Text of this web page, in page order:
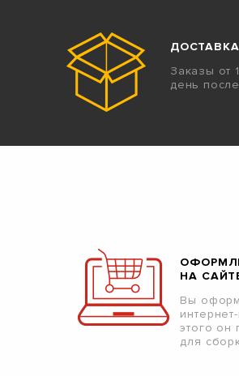
Заказы от
день
НА
Вы
этого он
для